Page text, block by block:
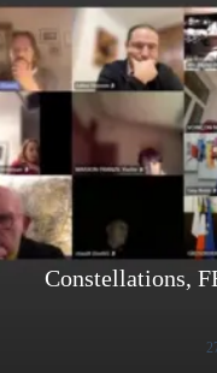
Constellations,